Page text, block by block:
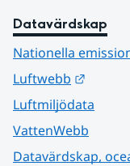
Datavärdskap
Nationella
Luftwebb
Luftmiljödata
VattenWebb
Datavärdskap,